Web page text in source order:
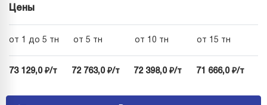
Цены
от 1 до 5 тн от 5 тн от 10 тн от 15 тн
73 129,0 ₽/т 72 763,0 ₽/т 72 398,0 ₽/т 71 666,0 ₽/т